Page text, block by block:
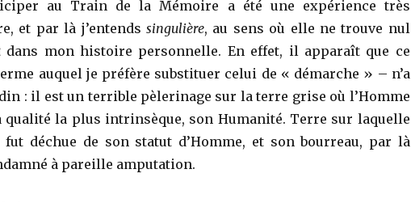
au Train de la Mémoire a été une expérience très
et par là j’entends singulière, au sens où elle ne trouve nul
dans mon histoire personnelle. En effet, il apparaît que ce
auquel je préfère substituer celui de « démarche » – n’a
: il est un terrible pèlerinage sur la terre grise où l’Homme
qualité la plus intrinsèque, son Humanité. Terre sur laquelle
déchue de son statut d’Homme, et son bourreau, par là
à pareille amputation.